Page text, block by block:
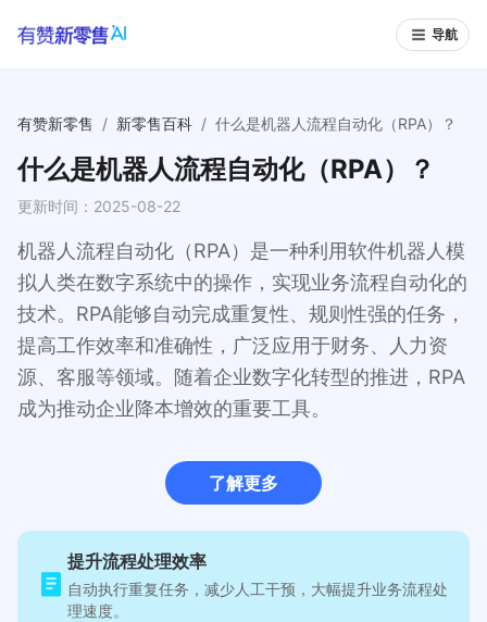
导航
有赞新零售 / 新零售百科 / 什么是机器人流程自动化（RPA）？
什么是机器人流程自动化（RPA）？
更新时间： 2025-08-22
机器人流程自动化（RPA）是一种利用软件机器人模
拟人类在数字系统中的操作，实现业务流程自动化的
技术。RPA能够自动完成重复性、规则性强的任务，
提高工作效率和准确性，广泛应用于财务、人力资
源、客服等领域。随着企业数字化转型的推进，RPA
成为推动企业降本增效的重要工具。
了解更多
提升流程处理效率
自动执行重复任务，减少人工干预，大幅提升业务流程处
理速度。